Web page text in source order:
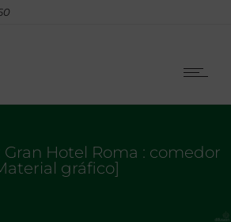
Gran Hotel Roma : comedor
gráfico]